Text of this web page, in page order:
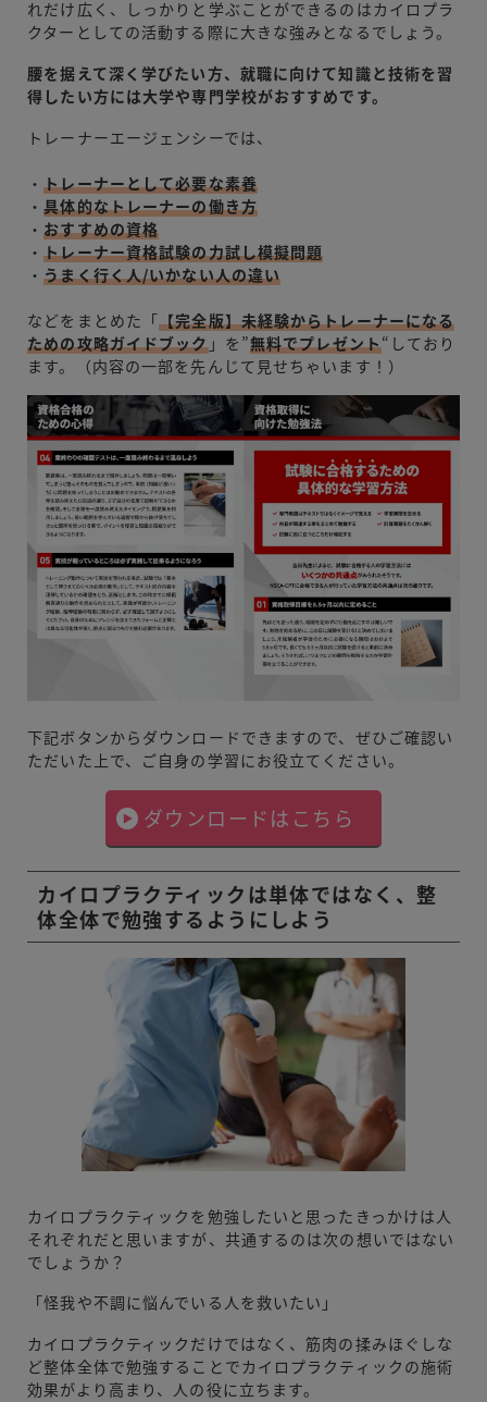
れだけ広く、しっかりと学ぶことができるのはカイロプラ
クターとしての活動する際に大きな強みとなるでしょう。
腰を据えて深く学びたい方、就職に向けて知識と技術を習
得したい方には大学や専門学校がおすすめです。
トレーナーエージェンシーでは、
・トレーナーとして必要な素養
・具体的なトレーナーの働き方
・おすすめの資格
・トレーナー資格試験の力試し模擬問題
・うまく行く人/いかない人の違い
などをまとめた「【完全版】未経験からトレーナーになる
ための攻略ガイドブック」を”無料でプレゼント“しており
ます。（内容の一部を先んじて見せちゃいます！）
下記ボタンからダウンロードできますので、ぜひご確認い
ただいた上で、ご自身の学習にお役立てください。
ダウンロードはこちら
カイロプラクティックは単体ではなく、整
体全体で勉強するようにしよう
カイロプラクティックを勉強したいと思ったきっかけは人
それぞれだと思いますが、共通するのは次の想いではない
でしょうか？
「怪我や不調に悩んでいる人を救いたい」
カイロプラクティックだけではなく、筋肉の揉みほぐしな
ど整体全体で勉強することでカイロプラクティックの施術
効果がより高まり、人の役に立ちます。